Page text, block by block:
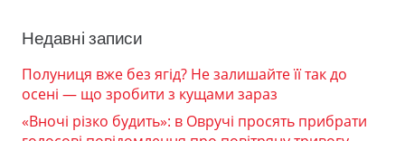
Недавні записи
Полуниця вже без ягід? Не залишайте її так до
осені — що зробити з кущами зараз
«Вночі різко будить»: в Овручі просять прибрати